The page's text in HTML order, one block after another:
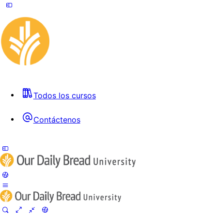
Todos los cursos
Contáctenos
Side
Panel